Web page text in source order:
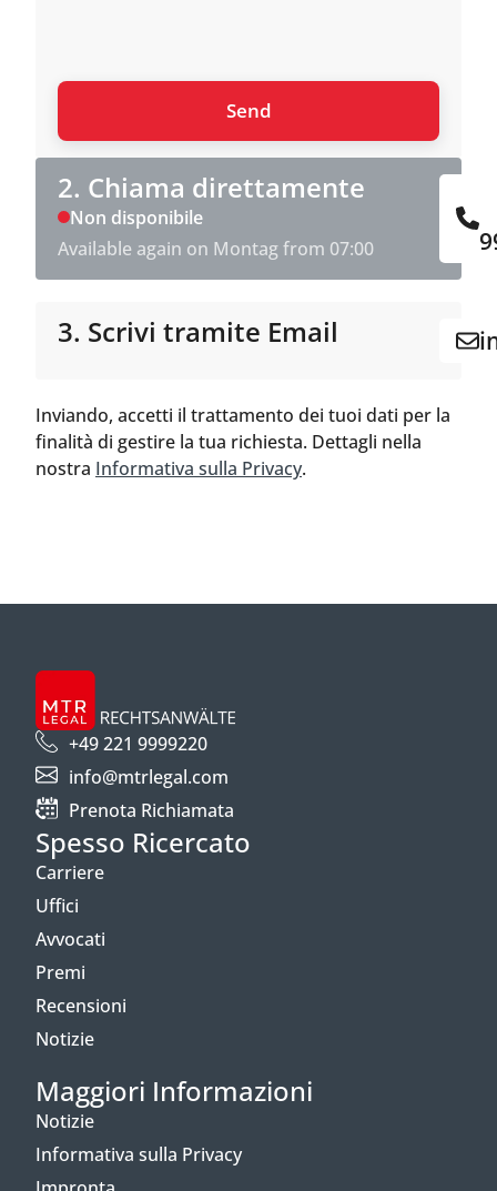
2. Chiama direttamente
Non disponibile
Available again on Montag from 07:00
3. Scrivi tramite Email
Inviando, accetti il trattamento dei tuoi dati per la
finalità di gestire la tua richiesta. Dettagli nella
nostra Informativa sulla Privacy.
+49 221 9999220
info@mtrlegal.com
Prenota Richiamata
Spesso Ricercato
Carriere
Uffici
Avvocati
Premi
Recensioni
Notizie
Maggiori Informazioni
Notizie
Informativa sulla Privacy